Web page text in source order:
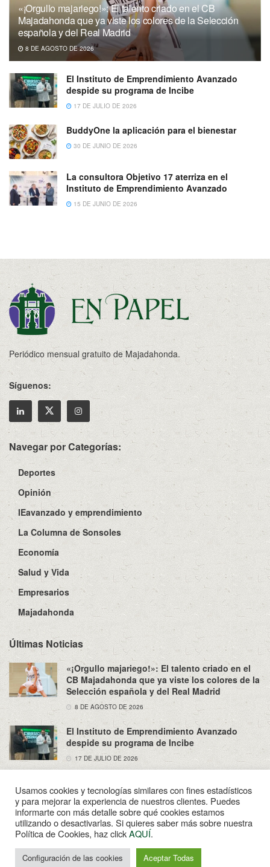
«¡Orgullo majariego!»: El talento criado en el CB
Majadahonda que ya viste los colores de la Selección
española y del Real Madrid
8 DE AGOSTO DE 2026
El Instituto de Emprendimiento Avanzado
despide su programa de Incibe
17 DE JULIO DE 2026
BuddyOne la aplicación para el bienestar
30 DE JUNIO DE 2026
La consultora Objetivo 17 aterriza en el
Instituto de Emprendimiento Avanzado
15 DE JUNIO DE 2026
Periódico mensual gratuito de Majadahonda.
Síguenos:
Navegar por Categorías:
Deportes
Opinión
IEavanzado y emprendimiento
La Columna de Sonsoles
Economía
Salud y Vida
Empresarios
Majadahonda
Últimas Noticias
«¡Orgullo majariego!»: El talento criado en el
CB Majadahonda que ya viste los colores de la
Selección española y del Real Madrid
8 DE AGOSTO DE 2026
El Instituto de Emprendimiento Avanzado
despide su programa de Incibe
17 DE JULIO DE 2026
Sobre Nosotros Política de Privacidad
Aviso Legal
Contacto
© 2022Enpapel- Tu periodico de Madahonda.
Usamos cookies y tecnologías similares con fines estadísticos
y para mejorar la experiencia de nuestros clientes. Puedes
informarte con más detalle sobre qué cookies estamos
utilizando o desactivarlas. Si quieres saber más sobre nuestra
Política de Cookies, haz clickAQUÍ.
Configuración de las cookies Aceptar Todas